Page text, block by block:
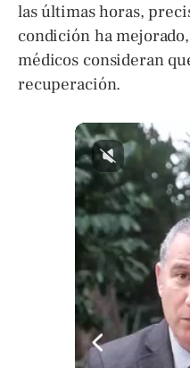
las últimas horas,
condición ha
médicos consideran
recuperación.